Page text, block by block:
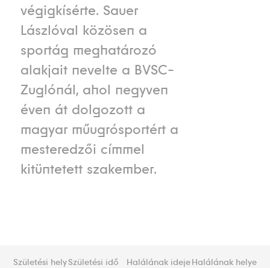
végigkísérte. Sauer
Lászlóval közösen a
sportág meghatározó
alakjait nevelte a BVSC-
Zuglónál, ahol negyven
éven át dolgozott a
magyar műugrósportért a
mesteredzői címmel
kitüntetett szakember.
Születési helySzületési idő
Halálának idejeHalálának helye